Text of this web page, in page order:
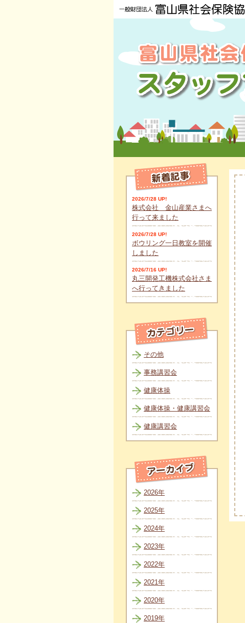
2026/7/28 UP!
株式会社 金山産業さまへ
行って来ました
2026/7/28 UP!
ボウリング一日教室を開催
しました
2026/7/16 UP!
丸三開発工機株式会社さま
へ行ってきました
その他
事務講習会
健康体操
健康体操・健康講習会
健康講習会
2026年
2025年
2024年
2023年
2022年
2021年
2020年
2019年